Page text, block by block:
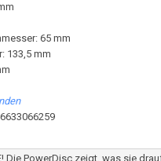
65 mm
133,5 mm
Die PowerDisc zeigt, was sie